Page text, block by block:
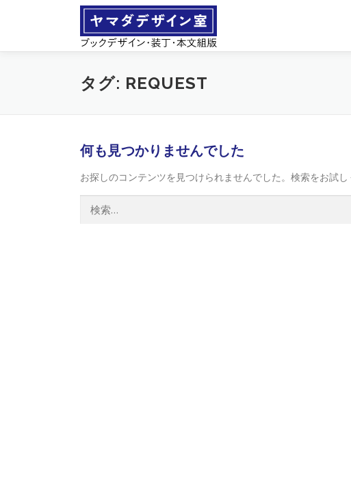
ン
タグ: REQUEST
何も見つかりませんでした
お探しのコンテンツを見つけられませんでした。検索をお試し